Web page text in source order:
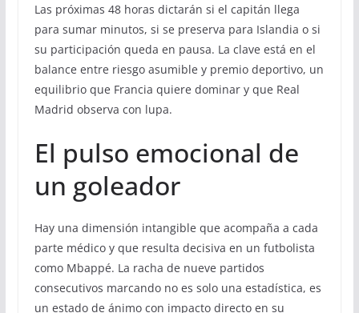
Las próximas 48 horas dictarán si el capitán llega
para sumar minutos, si se preserva para Islandia o si
su participación queda en pausa. La clave está en el
balance entre riesgo asumible y premio deportivo, un
equilibrio que Francia quiere dominar y que Real
Madrid observa con lupa.
El pulso emocional de
un goleador
Hay una dimensión intangible que acompaña a cada
parte médico y que resulta decisiva en un futbolista
como Mbappé. La racha de nueve partidos
consecutivos marcando no es solo una estadística, es
un estado de ánimo con impacto directo en su